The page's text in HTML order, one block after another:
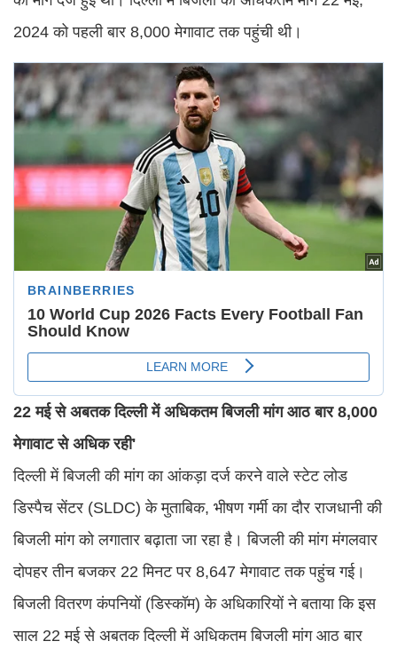
2024 को पहली बार 8,000 मेगावाट तक पहुंची थी।
22 मई से अबतक दिल्ली में अधिकतम बिजली मांग आठ बार 8,000
मेगावाट से अधिक रही'
दिल्ली में बिजली की मांग का आंकड़ा दर्ज करने वाले स्टेट लोड
डिस्पैच सेंटर (SLDC) के मुताबिक, भीषण गर्मी का दौर राजधानी की
बिजली मांग को लगातार बढ़ाता जा रहा है। बिजली की मांग मंगलवार
दोपहर तीन बजकर 22 मिनट पर 8,647 मेगावाट तक पहुंच गई।
बिजली वितरण कंपनियों (डिस्कॉम) के अधिकारियों ने बताया कि इस
साल 22 मई से अबतक दिल्ली में अधिकतम बिजली मांग आठ बार